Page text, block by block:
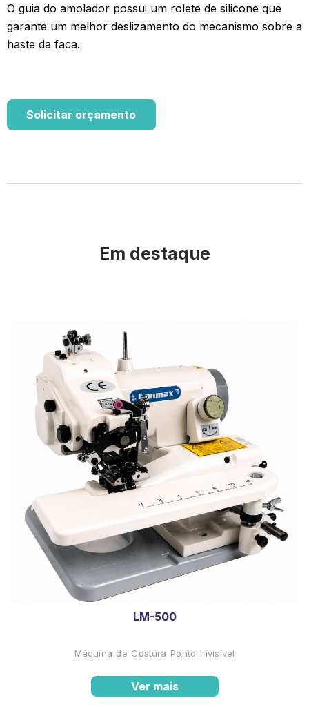
O guia do amolador possui um rolete de silicone que
garante um melhor deslizamento do mecanismo sobre a
haste da faca.
Solicitar orçamento
Em destaque
LM-500
Máquina de Costura Ponto Invisível
Ver mais